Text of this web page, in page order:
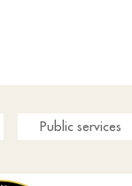
Public services